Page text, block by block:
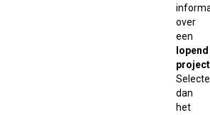
over
een
lopend
project
dan
het